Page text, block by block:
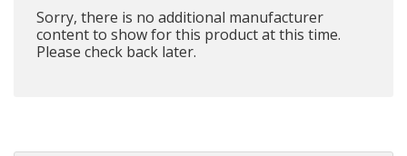
Sorry, there is no additional manufacturer
content to show for this product at this time.
Please check back later.